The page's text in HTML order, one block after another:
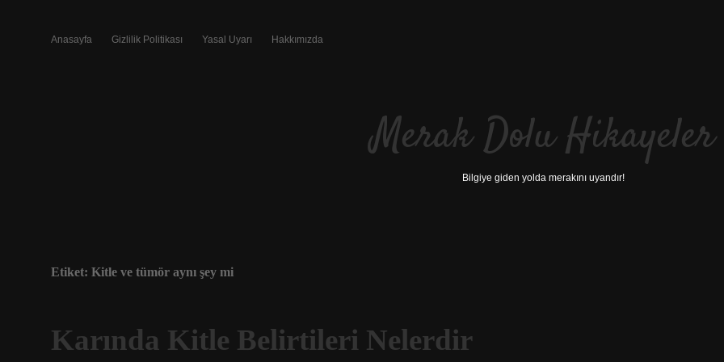
Anasayfa Gizlilik Politikası Yasal Uyarı Hakkımızda
Merak Dolu Hikayeler
Bilgiye giden yolda merakını uyandır!
Etiket: Kitle ve tümör aynı şey mi
Karında Kitle Belirtileri Nelerdir